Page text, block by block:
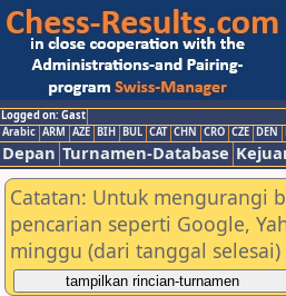
Logged on: Gast
Arabic ARM AZE BIH BUL CAT CHN CRO CZE DEN
Depan Turnamen-Database
Catatan: Untuk mengurangi
pencarian seperti Google,
minggu (dari tanggal